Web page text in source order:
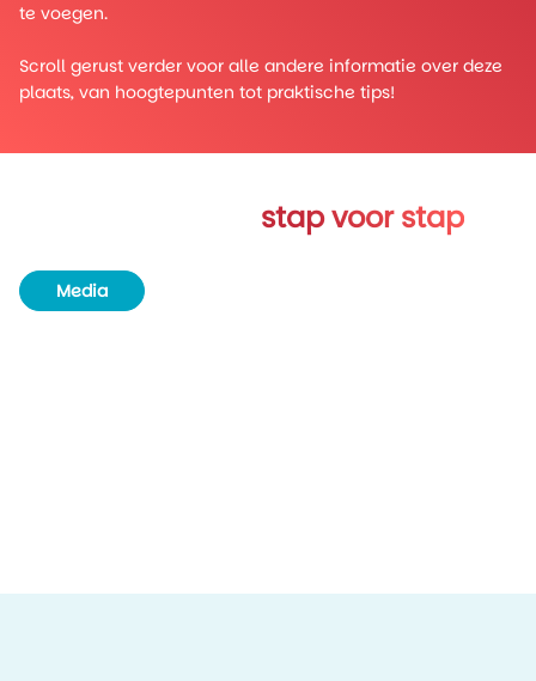
te voegen.
Scroll gerust verder voor alle andere informatie over deze
plaats, van hoogtepunten tot praktische tips!
stap voor stap
Media